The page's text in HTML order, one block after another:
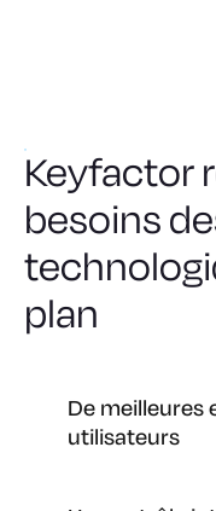
Keyfactor
besoins
plan
De meilleures
utilisateurs